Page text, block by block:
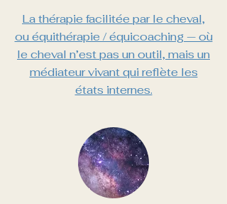
La thérapie facilitée par le cheval,
ou équithérapie / équicoaching — où
le cheval n’est pas un outil, mais un
médiateur vivant qui reflète les
états internes.